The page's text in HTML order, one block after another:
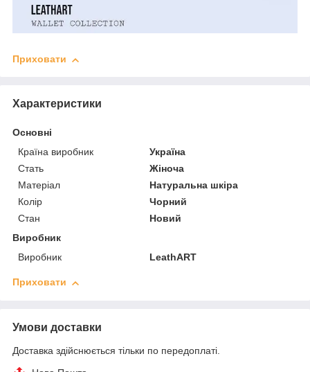
Приховати
Характеристики
Основні
Країна виробник
Україна
Стать
Жіноча
Матеріал
Натуральна шкіра
Колір
Чорний
Стан
Новий
Виробник
Виробник
LeathART
Приховати
Умови доставки
Доставка здійснюється тільки по передоплаті.